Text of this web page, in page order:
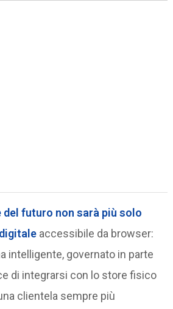
del futuro non sarà più solo
accessibile da browser:
intelligente, governato in parte
di integrarsi con lo store fisico
clientela sempre più